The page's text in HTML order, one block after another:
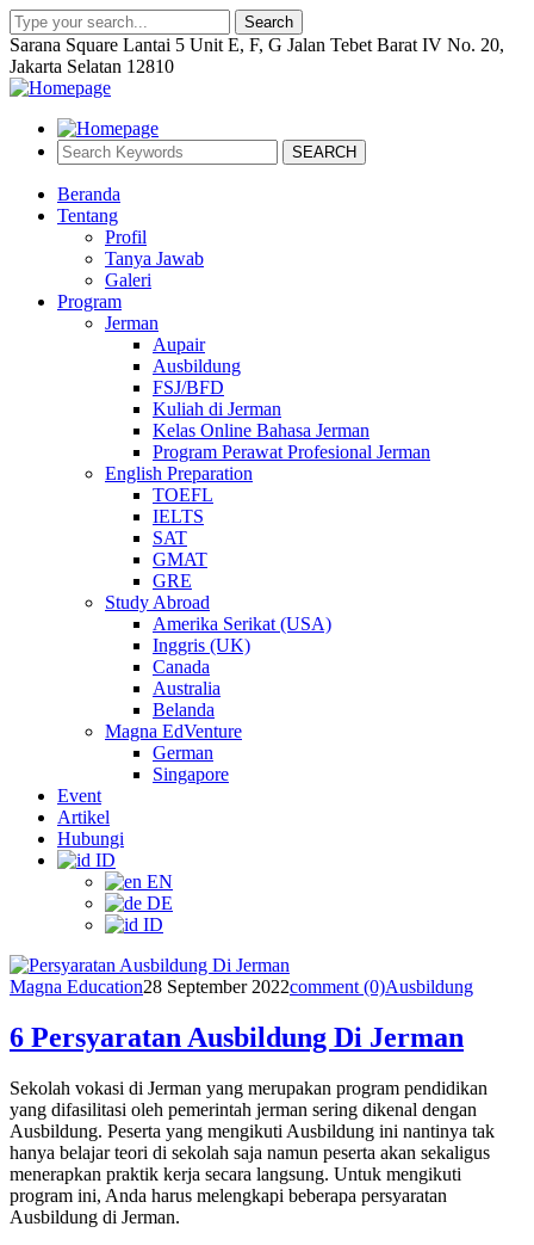
Search
Sarana Square Lantai 5 Unit E, F, G Jalan Tebet Barat IV No. 20,
Jakarta Selatan 12810
SEARCH
Beranda
Tentang
Profil
Tanya Jawab
Galeri
Program
Jerman
Aupair
Ausbildung
FSJ/BFD
Kuliah di Jerman
Kelas Online Bahasa Jerman
Program Perawat Profesional Jerman
English Preparation
TOEFL
IELTS
SAT
GMAT
GRE
Study Abroad
Amerika Serikat (USA)
Inggris (UK)
Canada
Australia
Belanda
Magna EdVenture
German
Singapore
Event
Artikel
Hubungi
ID
EN
DE
ID
Magna Education28 September 2022comment (0)Ausbildung
6 Persyaratan Ausbildung Di Jerman
Sekolah vokasi di Jerman yang merupakan program pendidikan
yang difasilitasi oleh pemerintah jerman sering dikenal dengan
Ausbildung. Peserta yang mengikuti Ausbildung ini nantinya tak
hanya belajar teori di sekolah saja namun peserta akan sekaligus
menerapkan praktik kerja secara langsung. Untuk mengikuti
program ini, Anda harus melengkapi beberapa persyaratan
Ausbildung di Jerman.